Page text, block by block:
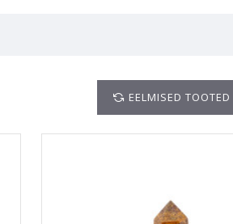
EELMISED TOOTED